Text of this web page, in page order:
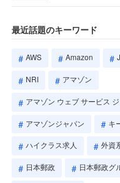
最近話題のキーワード
AWS Amazon
NRI アマゾン
アマゾン ウェブ サービス
アマゾンジャパン キ
ハイクラス求人 外資
日本郵政 日本郵政グ